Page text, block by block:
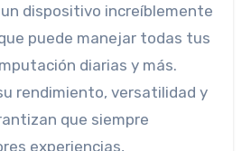
un dispositivo increíblemente
puede manejar todas tus
diarias y más.
rendimiento, versatilidad y
que siempre
experiencias,